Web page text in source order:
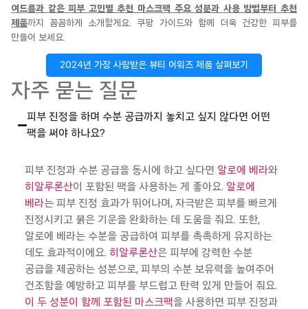
여드름과 같은 피부 고민별 추천 마스크팩 주요 성분과 사용 방법부터 추천
제품까지 꼼꼼하게 소개할게요. 쿠팡 가이드와 함께 더욱 건강한 피부를
만들어 보세요.
2024년 가장 사랑받은 뷰티 어워즈 제품 살펴보기
자주 묻는 질문
피부 진정을 하며 수분 공급까지 놓치고 싶지 않다면 어떤
팩을 써야 하나요?
피부 진정과 수분 공급을 동시에 하고 싶다면 알로에 베라와
히알루론산이 포함된 팩을 사용하는 게 좋아요. 알로에
베라는 피부 진정 효과가 뛰어나며, 자극받은 피부를 빠르게
진정시키고 붉은 기운을 완화하는 데 도움을 줘요. 또한,
알로에 베라는 수분을 공급하여 피부를 촉촉하게 유지하는
데도 효과적이에요. 히알루론산은 피부에 강력한 수분
공급을 제공하는 성분으로, 피부의 수분 보유력을 높여주어
건조함을 예방하고 피부를 부드럽고 탄력 있게 만들어 줘요.
이 두 성분이 함께 포함된 마스크팩을 사용하면 피부 진정과